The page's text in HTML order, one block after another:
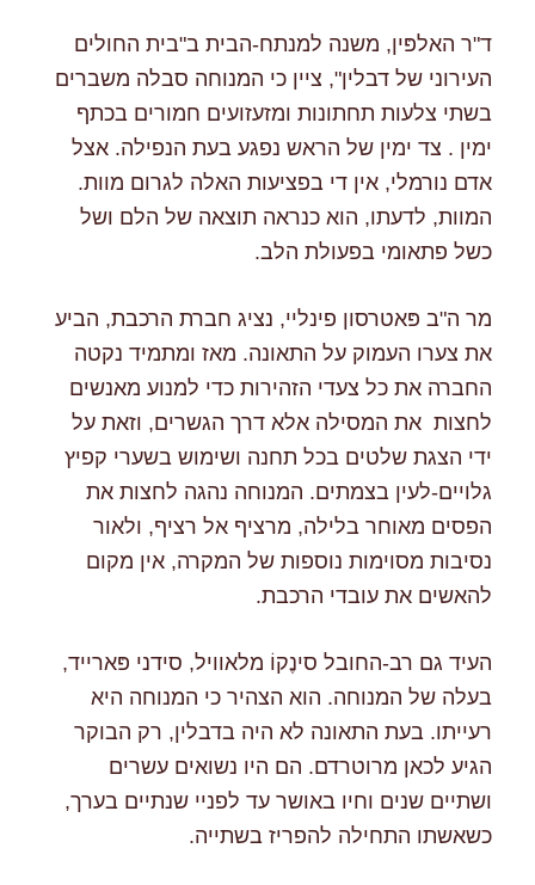
ד"ר האלפּין, משנה למנתח-הבית ב"בית החולים
העירוני של דבלין", ציין כי המנוחה סבלה משברים
בשתי צלעות תחתונות ומזעזועים חמורים בכתף
ימין . צד ימין של הראש נפגע בעת הנפילה. אצל
אדם נורמלי, אין די בפציעות האלה לגרום מוות.
המוות, לדעתו, הוא כנראה תוצאה של הלם ושל
כשל פתאומי בפעולת הלב.
מר ה"ב פּאטרסון פינליי, נציג חברת הרכבת, הביע
את צערו העמוק על התאונה. מאז ומתמיד נקטה
החברה את כל צעדי הזהירות כדי למנוע מאנשים
לחצות את המסילה אלא דרך הגשרים, וזאת על
ידי הצגת שלטים בכל תחנה ושימוש בשערי קפיץ
גלויים-לעין בצמתים. המנוחה נהגה לחצות את
הפסים מאוחר בלילה, מרציף אל רציף, ולאור
נסיבות מסוימות נוספות של המקרה, אין מקום
להאשים את עובדי הרכבת.
העיד גם רב-החובל סינֶקוֹ מלאוויל, סידני פּארייד,
בעלה של המנוחה. הוא הצהיר כי המנוחה היא
רעייתו. בעת התאונה לא היה בדבלין, רק הבוקר
הגיע לכאן מרוטרדם. הם היו נשואים עשרים
ושתיים שנים וחיו באושר עד לפניי שנתיים בערך,
כשאשתו התחילה להפריז בשתייה.